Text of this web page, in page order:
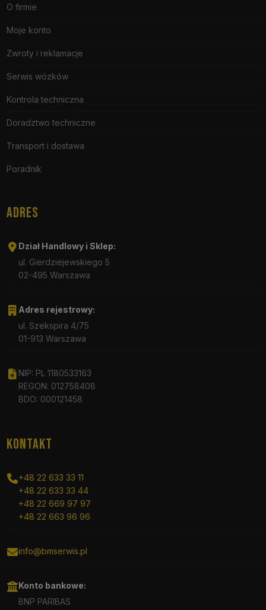
O firmie
Moje konto
Zwroty i reklamacje
Serwis wózków
Kontrola techniczna
Doradztwo techniczne
Transport i dostawa
Poradnik
ADRES
Dział Handlowy i Sklep:
ul. Gierdziejewskiego 5
02-495 Warszawa
Adres rejestrowy:
ul. Szekspira 4/75
01-913 Warszawa
NIP: PL 1180533163
REGON: 012758408
BDO: 000121458
KONTAKT
+48 22 633 33 11
+48 22 633 33 44
+48 22 669 97 97
+48 22 663 96 96
info@bmserwis.pl
Konto bankowe:
BNP PARIBAS